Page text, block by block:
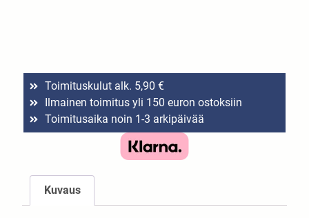
Toimituskulut alk. 5,90 €
Ilmainen toimitus yli 150 euron ostoksiin
Toimitusaika noin 1-3 arkipäivää
Kuvaus